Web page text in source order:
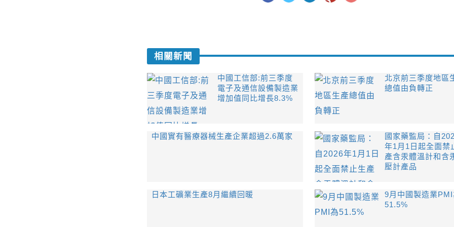
相關新聞
中國工信部:前三季度
電子及通信設備製造業
增加值同比增長8.3%
北京前三季度地區
總值由負轉正
中國實有醫療器械生產企業超過2.6萬家
國家藥監局：自
年1月1日起全面禁
產含汞體溫計和含
壓計產品
日本工礦業生產8月繼續回暖
9月中國製造業PMI
51.5%